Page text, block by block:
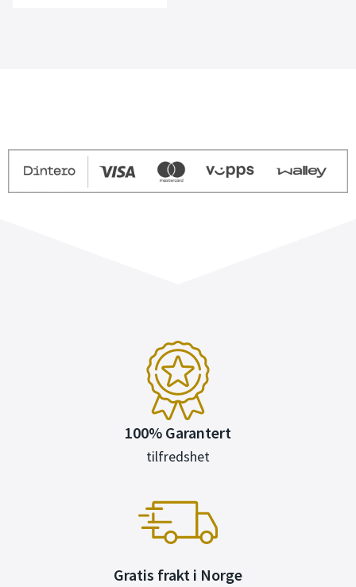
100% Garantert
tilfredshet
Gratis frakt i Norge